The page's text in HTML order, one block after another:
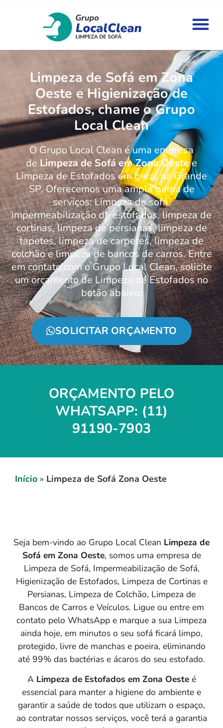
Limpeza de Sofá em Zona
Oeste e Higienização de
Estofados, chame o Grupo
Local Clean
O Grupo Local Clean é uma empresa
de Limpeza de Sofá em Zona Oestee
Limpeza de Estofados em geral na Grande
SP. Oferecemos uma ampla gama de
serviços: Limpeza de sofá,
impermeabilização de estofados, limpeza de
cortinas, limpeza de persianas, limpeza de
tapetes, limpeza de carpetes, limpeza de
colchão e limpeza de bancos de carros. Entre
em contato com o Grupo Local Clean, solicite
um orçamento de Limpeza de Estofados no
botão abaixo:
SOLICITAR ORÇAMENTO
ORÇAMENTO PELO
WHATSAPP: (11)
91190-7903
Início » Limpeza de Sofá Zona Oeste
Seja bem-vindo ao Grupo Local Clean Limpeza de
Sofá em Zona Oeste, somos uma empresa de
Limpeza de Sofá, Impermeabilização de Sofá,
Higienização de Estofados, Limpeza de Cortinas e
Persianas, Limpeza de Colchão, Limpeza de
Bancos de Carros e Veículos. Ligue ou entre em
contato pelo WhatsApp e marque a sua Limpeza
ainda hoje, em minutos o seu sofá ficará limpo,
protegido, livre de manchas e poeira, eliminando
até 99% das bactérias e ácaros do seu estofado.
A Limpeza de Estofados em Zona Oesteé
essencial para manter a higiene do ambiente e
garantir a saúde de todos que utilizam o espaço,
ao contratar nossos serviços, você terá a garantia